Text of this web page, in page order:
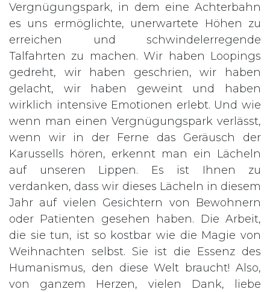
Vergnügungspark, in dem eine Achterbahn
es uns ermöglichte, unerwartete Höhen zu
erreichen und schwindelerregende
Talfahrten zu machen. Wir haben Loopings
gedreht, wir haben geschrien, wir haben
gelacht, wir haben geweint und haben
wirklich intensive Emotionen erlebt. Und wie
wenn man einen Vergnügungspark verlässt,
wenn wir in der Ferne das Geräusch der
Karussells hören, erkennt man ein Lächeln
auf unseren Lippen. Es ist Ihnen zu
verdanken, dass wir dieses Lächeln in diesem
Jahr auf vielen Gesichtern von Bewohnern
oder Patienten gesehen haben. Die Arbeit,
die sie tun, ist so kostbar wie die Magie von
Weihnachten selbst. Sie ist die Essenz des
Humanismus, den diese Welt braucht! Also,
von ganzem Herzen, vielen Dank, liebe